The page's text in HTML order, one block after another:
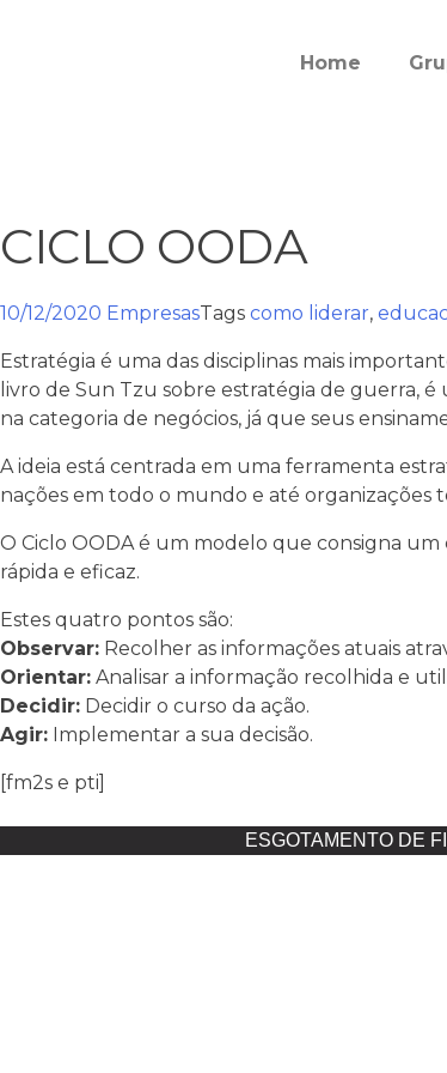
Home
CICLO OODA
10/12/2020 EmpresasTags como liderar,
Estratégia é uma das disciplinas mais
livro de Sun Tzu sobre estratégia de guerra,
na categoria de negócios, já que seus
A ideia está centrada em uma ferramenta
nações em todo o mundo e até organizações
O Ciclo OODA é um modelo que consigna
rápida e eficaz.
Estes quatro pontos são:
Observar: Recolher as informações atuais
Orientar: Analisar a informação recolhida e
Decidir: Decidir o curso da ação.
Agir: Implementar a sua decisão.
[fm2s e pti]
ESGOTAMENTO DE